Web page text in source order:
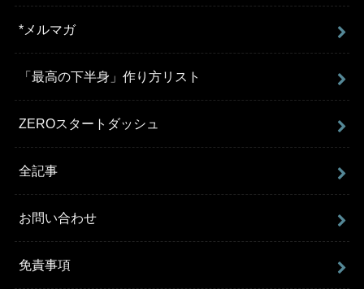
*メルマガ
「最高の下半身」作り方リスト
ZEROスタートダッシュ
全記事
お問い合わせ
免責事項